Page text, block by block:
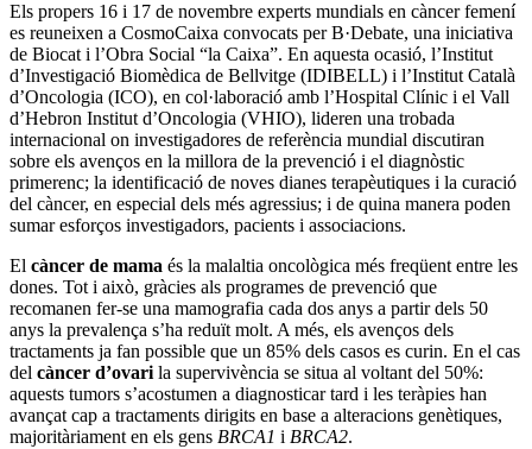
Els propers 16 i 17 de novembre experts mundials en càncer femení
es reuneixen a CosmoCaixa convocats per B·Debate, una iniciativa
de Biocat i l’Obra Social “la Caixa”. En aquesta ocasió, l’Institut
d’Investigació Biomèdica de Bellvitge (IDIBELL) i l’Institut Català
d’Oncologia (ICO), en col·laboració amb l’Hospital Clínic i el Vall
d’Hebron Institut d’Oncologia (VHIO), lideren una trobada
internacional on investigadores de referència mundial discutiran
sobre els avenços en la millora de la prevenció i el diagnòstic
primerenc; la identificació de noves dianes terapèutiques i la curació
del càncer, en especial dels més agressius; i de quina manera poden
sumar esforços investigadors, pacients i associacions.
El càncer de mama és la malaltia oncològica més freqüent entre les
dones. Tot i això, gràcies als programes de prevenció que
recomanen fer-se una mamografia cada dos anys a partir dels 50
anys la prevalença s’ha reduït molt. A més, els avenços dels
tractaments ja fan possible que un 85% dels casos es curin. En el cas
del càncer d’ovarila supervivència se situa al voltant del 50%:
aquests tumors s’acostumen a diagnosticar tard i les teràpies han
avançat cap a tractaments dirigits en base a alteracions genètiques,
majoritàriament en els gens BRCA1 i BRCA2.